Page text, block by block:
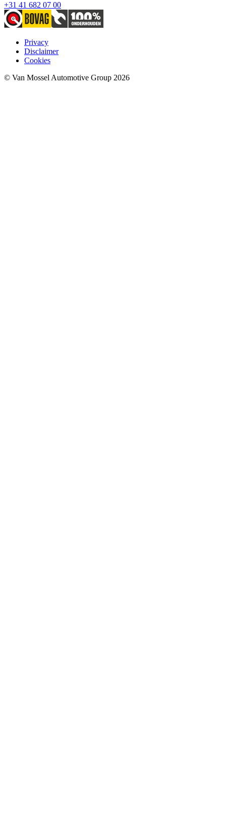
+31 41 682 07 00
Privacy
Disclaimer
Cookies
© Van Mossel Automotive Group 2026